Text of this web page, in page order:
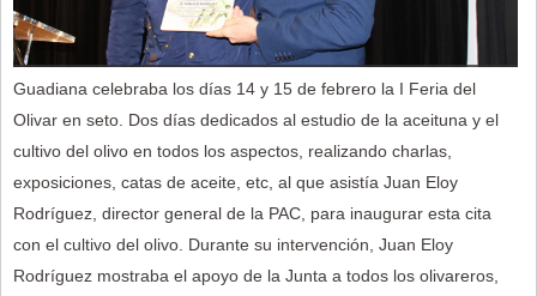
Guadiana celebraba los días 14 y 15 de febrero la I Feria del
Olivar en seto. Dos días dedicados al estudio de la aceituna y el
cultivo del olivo en todos los aspectos, realizando charlas,
exposiciones, catas de aceite, etc, al que asistía Juan Eloy
Rodríguez, director general de la PAC, para inaugurar esta cita
con el cultivo del olivo. Durante su intervención, Juan Eloy
Rodríguez mostraba el apoyo de la Junta a todos los olivareros,